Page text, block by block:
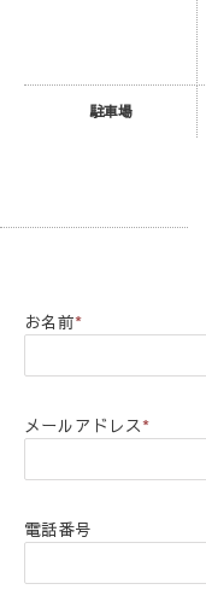
駐車場
お名前*
メールアドレス*
電話番号